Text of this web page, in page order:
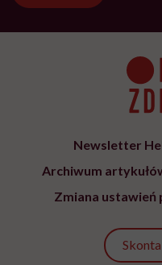
Newsletter
Archiwum
Zmiana ustawień